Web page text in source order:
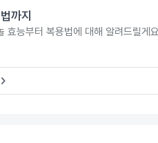
까지
효능부터 복용법에 대해 알려드릴게
keyboard_arrow_right